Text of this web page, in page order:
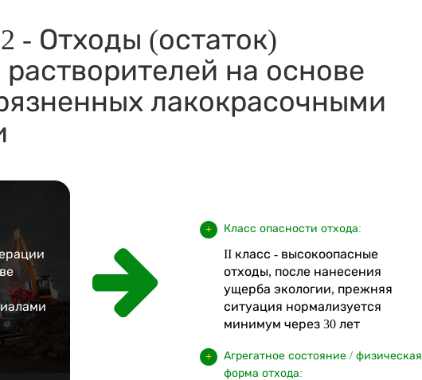
2 - Отходы (остаток)
на основе
лакокрасочными
Класс опасности отхода:
II класс - высокоопасные
отходы, после нанесения
ущерба экологии, прежняя
ситуация нормализуется
минимум через 30 лет
Агрегатное состояние / физическая
форма отхода: